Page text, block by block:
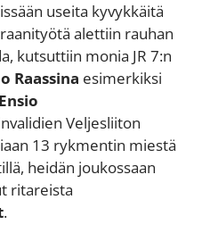
useita kyvykkäitä
alettiin rauhan
kutsuttiin monia JR 7:n
Raassina esimerkiksi
Ensio
Veljesliiton
13 rykmentin miestä
heidän joukossaan
ritareista
.